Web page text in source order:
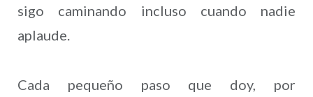
sigo caminando incluso cuando nadie
aplaude.
Cada pequeño paso que doy, por